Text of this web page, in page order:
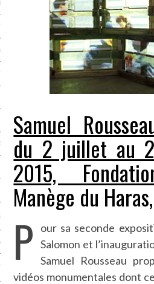
GUERRE
Samuel
du 2 juillet au
2015,
Manège du
P
our sa seconde
Salomon et
Samuel Rousseau
vidéos monumentales dont